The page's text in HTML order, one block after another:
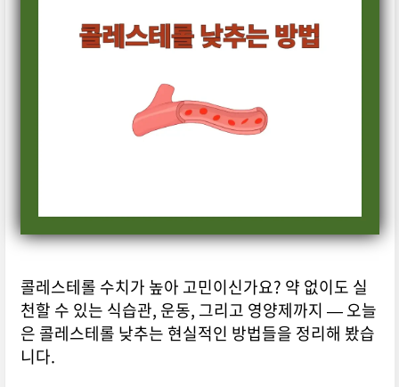
콜레스테롤 수치가 높아 고민이신가요? 약 없이도 실
천할 수 있는 식습관, 운동, 그리고 영양제까지 — 오늘
은 콜레스테롤 낮추는 현실적인 방법들을 정리해 봤습
니다.